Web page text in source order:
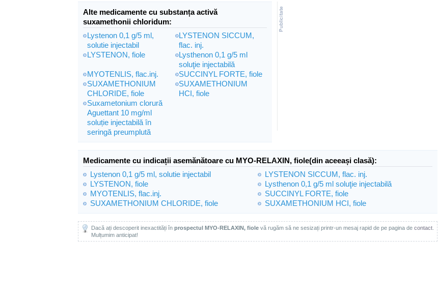
Alte medicamente cu substanța activă
suxamethonii chloridum:
Lystenon 0,1 g/5 ml,
solutie injectabil
LYSTENON SICCUM,
flac. inj.
LYSTENON, fiole
Lysthenon 0,1 g/5 ml
soluţie injectabilă
MYOTENLIS, flac.inj.
SUCCINYL FORTE, fiole
SUXAMETHONIUM
CHLORIDE, fiole
SUXAMETHONIUM
HCI, fiole
Suxametonium clorură
Aguettant 10 mg/ml
soluție injectabilă în
seringă preumplută
Medicamente cu indicații asemănătoare cu MYO-RELAXIN, fiole(din aceeași clasă):
Lystenon 0,1 g/5 ml, solutie injectabil
LYSTENON SICCUM, flac. inj.
LYSTENON, fiole
Lysthenon 0,1 g/5 ml soluţie injectabilă
MYOTENLIS, flac.inj.
SUCCINYL FORTE, fiole
SUXAMETHONIUM CHLORIDE, fiole
SUXAMETHONIUM HCI, fiole
Dacă ați descoperit inexactități înprospectul MYO-RELAXIN, fiole vă rugăm să ne sesizați printr-un mesaj rapid de pe pagina decontact
Mulțumim anticipat!